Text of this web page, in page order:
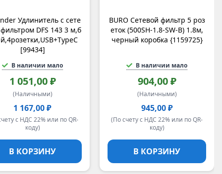
Удлинитель с сете
DFS 143 3 м,б
[99434]
В наличии мало
1 051,00 ₽
(Наличными)
1 167,00 ₽
с НДС 22% или по QR-
коду)
В КОРЗИНУ
BURO Сетевой фильтр 5 роз
еток (500SH-1.8-SW-B) 1.8м,
черный коробка {1159725}
В наличии мало
904,00 ₽
(Наличными)
945,00 ₽
(По счету с НДС 22% или по QR-
коду)
В КОРЗИНУ